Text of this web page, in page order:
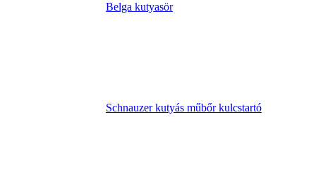
Belga kutyasör
Schnauzer kutyás műbőr kulcstartó